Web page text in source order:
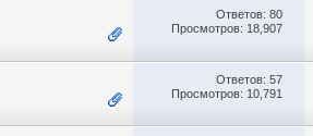
Ответов: 80
Просмотров: 18,907
Ответов: 57
Просмотров: 10,791